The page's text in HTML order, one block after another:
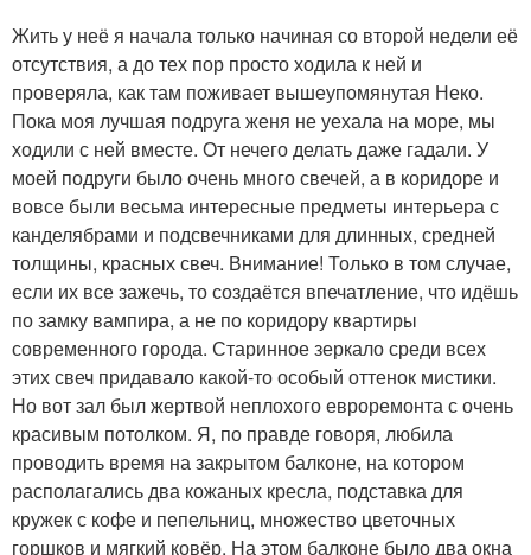
Жить у неё я начала только начиная со второй недели её
отсутствия, а до тех пор просто ходила к ней и
проверяла, как там поживает вышеупомянутая Неко.
Пока моя лучшая подруга женя не уехала на море, мы
ходили с ней вместе. От нечего делать даже гадали. У
моей подруги было очень много свечей, а в коридоре и
вовсе были весьма интересные предметы интерьера с
канделябрами и подсвечниками для длинных, средней
толщины, красных свеч. Внимание! Только в том случае,
если их все зажечь, то создаётся впечатление, что идёшь
по замку вампира, а не по коридору квартиры
современного города. Старинное зеркало среди всех
этих свеч придавало какой-то особый оттенок мистики.
Но вот зал был жертвой неплохого евроремонта с очень
красивым потолком. Я, по правде говоря, любила
проводить время на закрытом балконе, на котором
располагались два кожаных кресла, подставка для
кружек с кофе и пепельниц, множество цветочных
горшков и мягкий ковёр. На этом балконе было два окна